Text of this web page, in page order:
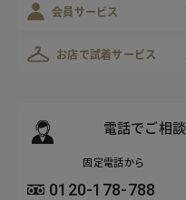
会員サービス
お店で試着サービス
電話でご相談
固定電話から
0120-178-788